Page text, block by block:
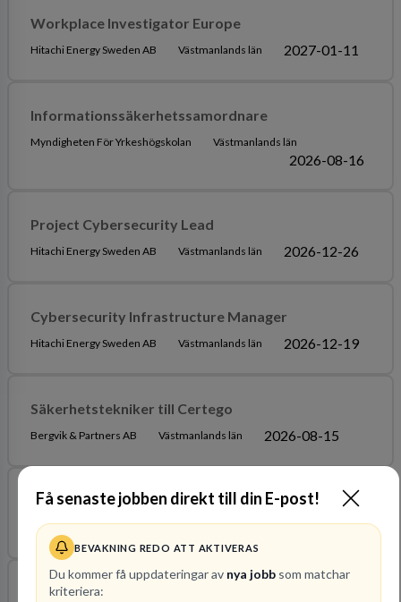
Få senaste jobben direkt till din E-post!
BEVAKNING REDO ATT AKTIVERAS
Du kommer få uppdateringar av nya jobb som matchar
kriteriera:
Workplace Investigator Europe
Hitachi Energy Sweden AB Västmanlands län 2027-01-11
Informationssäkerhetssamordnare
Myndigheten För Yrkeshögskolan Västmanlands län
2026-08-16
Project Cybersecurity Lead
Hitachi Energy Sweden AB Västmanlands län 2026-12-26
Cybersecurity Infrastructure Manager
Hitachi Energy Sweden AB Västmanlands län 2026-12-19
Säkerhetstekniker till Certego
Bergvik & Partners AB Västmanlands län 2026-08-15
Cybersecurity Engineer
Hitachi Energy Sweden AB Västmanlands län 2026-11-20
Global Chief Information Security Officer (CISO)